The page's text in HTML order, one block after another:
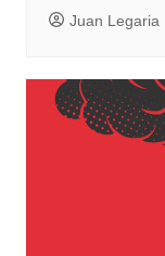
Juan Legaria